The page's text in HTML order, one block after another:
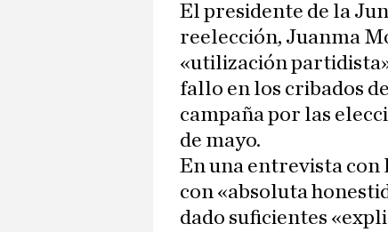
El presidente de la
reelección, Juanma
«utilización
fallo en los cribados
campaña por las
de mayo.
En una entrevista con
con «absoluta
dado suficientes